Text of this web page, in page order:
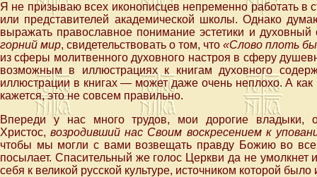
Я не призываю всех иконописцев непременно работать в
или представителей академической школы. Однако
выражать православное понимание эстетики и
горний мир, свидетельствовать о том, что «Слово плоть
из сферы молитвенного духовного настроя в сферу
возможным в иллюстрациях к книгам духовного
иллюстрации в книгах — может даже очень неплохо. А
кажется, это не совсем правильно.
Впереди у нас много трудов, мои дорогие владыки,
Христос,возродивший нас Своим воскресением к
чтобы мы могли с вами возвещать правду Божию во
посылает. Спасительный же голос Церкви да не умолкнет
себя к великой русской культуре, источником которой